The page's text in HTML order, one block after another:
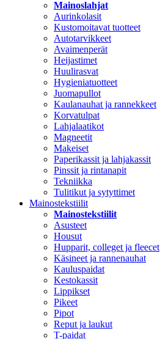
Mainoslahjat
Aurinkolasit
Kustomoitavat tuotteet
Autotarvikkeet
Avaimenperät
Heijastimet
Huulirasvat
Hygieniatuotteet
Juomapullot
Kaulanauhat ja rannekkeet
Korvatulpat
Lahjalaatikot
Magneetit
Makeiset
Paperikassit ja lahjakassit
Pinssit ja rintanapit
Tekniikka
Tulitikut ja sytyttimet
Mainostekstiilit
Mainostekstiilit
Asusteet
Housut
Hupparit, colleget ja fleecet
Käsineet ja rannenauhat
Kauluspaidat
Kestokassit
Lippikset
Pikeet
Pipot
Reput ja laukut
T-paidat